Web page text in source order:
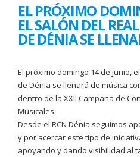
EL PRÓXIMO
EL SALÓN DEL
DE DÉNIA SE
El próximo domingo 14 de junio,
de Dénia se llenará de música
dentro de la XXII Campaña de
Musicales.
Desde el RCN Dénia seguimos
y por acercar este tipo de
apoyando y dando visibilidad al